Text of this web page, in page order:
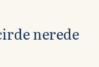
nerede